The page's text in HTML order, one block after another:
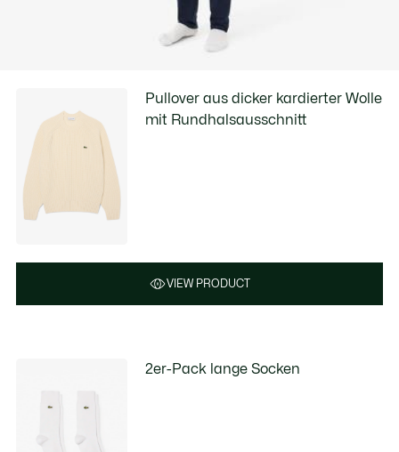
Pullover aus dicker kardierter Wolle
mit Rundhalsausschnitt
VIEW PRODUCT
2er-Pack lange Socken